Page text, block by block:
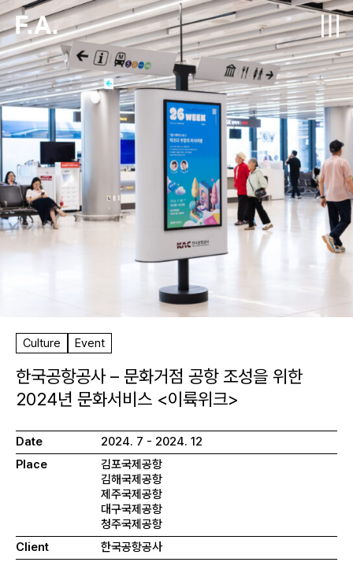
F.A.
Culture Event
한국공항공사 – 문화거점 공항 조성을 위한
2024년 문화서비스 <이륙위크>
Date
2024. 7 - 2024. 12
Place
김포국제공항
김해국제공항
제주국제공항
대구국제공항
청주국제공항
Client
한국공항공사